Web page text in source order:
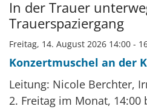
In der Trauer
Trauerspaziergang
Freitag, 14. August 2026 14:00 -
Konzertmuschel an der
Leitung: Nicole Berchter,
2. Freitag im Monat, 14:00